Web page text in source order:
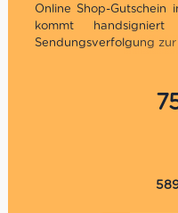
Online Shop-Gutschein
kommt
Sendungsverfolgung zur
Gültig in unseren
Nicht in den
Charlottenburg,
Die Auszahlung